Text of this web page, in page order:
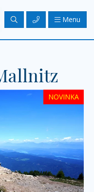
Menu
NOVINKA